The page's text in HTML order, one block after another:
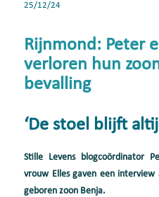
25/12/24
Rijnmond: Peter
verloren hun
bevalling
‘De stoel blijft
Stille Levens blogcoördinator
vrouw Elles gaven een
geboren zoon Benja.